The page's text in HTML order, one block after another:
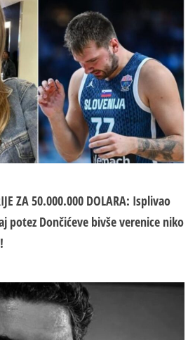
ZA 50.000.000 DOLARA: Isplivao
potez Dončićeve bivše verenice niko